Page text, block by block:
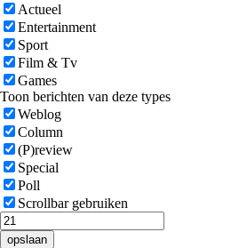
Actueel
Entertainment
Sport
Film & Tv
Games
Toon berichten van deze types
Weblog
Column
(P)review
Special
Poll
Scrollbar gebruiken
opslaan